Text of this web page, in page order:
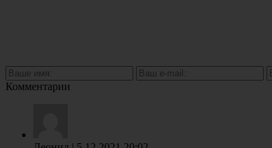
Комментарии